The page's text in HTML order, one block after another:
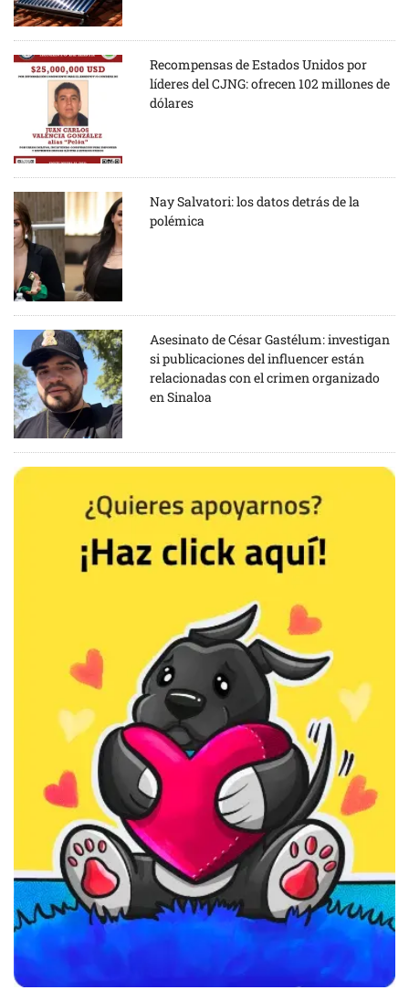
Recompensas de Estados Unidos por
líderes del CJNG: ofrecen 102 millones de
dólares
Nay Salvatori: los datos detrás de la
polémica
Asesinato de César Gastélum: investigan
si publicaciones del influencer están
relacionadas con el crimen organizado
en Sinaloa